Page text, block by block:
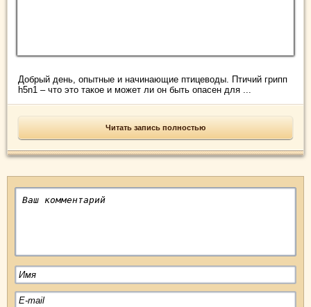
Добрый день, опытные и начинающие птицеводы. Птичий грипп
h5n1 – что это такое и может ли он быть опасен для ...
Читать запись полностью